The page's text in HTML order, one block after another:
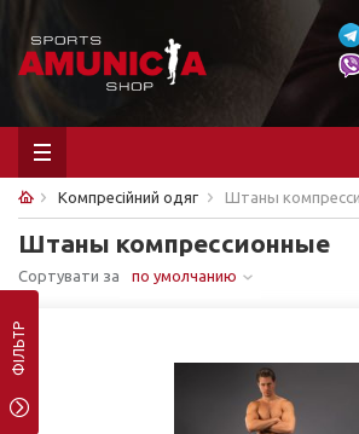
Компресійний одяг Штаны
Штаны компрессионные
Сортувати за по умолчанию
ФІЛЬТР